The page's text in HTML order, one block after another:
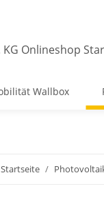
Wallbox
Startseite